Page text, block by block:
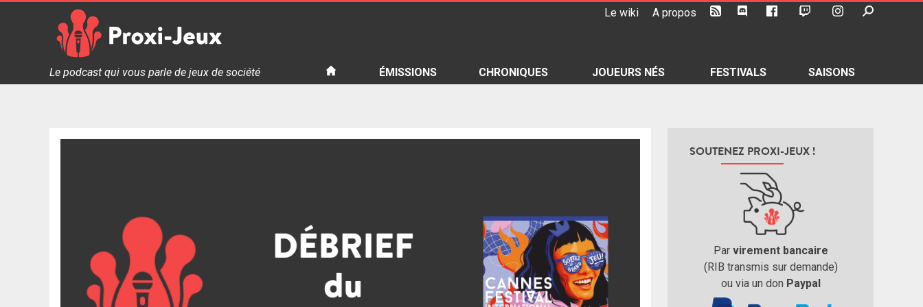
Le wiki A propos
Proxi Jeux - Le podcast qui vous parle de jeux de société
Le podcast qui vous parle de jeux de société ÉMISSIONS CHRONIQUES JOUEURS NÉS FESTIVALS SAISONS
SOUTENEZ PROXI-JEUX !
Par virement bancaire
(RIB transmis sur demande)
ou via un don Paypal